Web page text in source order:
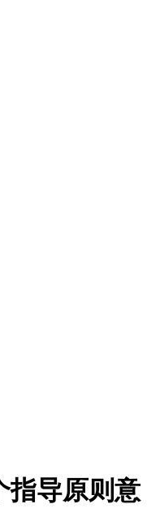
指导原则意